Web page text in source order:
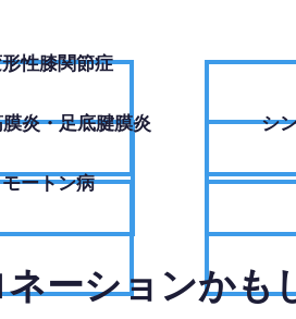
性膝関節症
炎・足底腱膜炎
モートン病
シ
ーションかも